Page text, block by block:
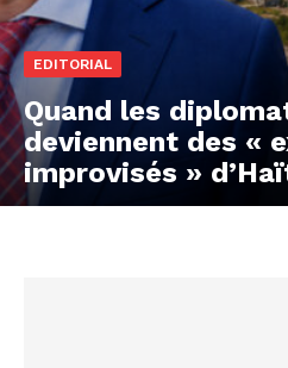
EDITORIAL
Quand les
deviennent des «
improvisés »